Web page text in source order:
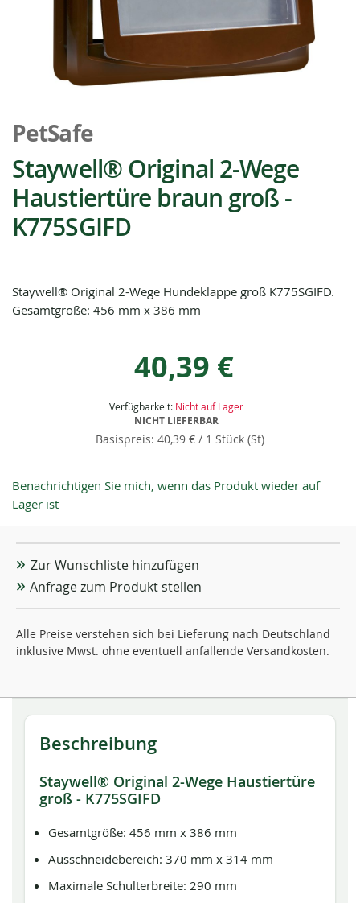
Anfang
der
Bildgalerie
springen
PetSafe
Staywell® Original 2-Wege
Haustiertüre braun groß -
K775SGIFD
Staywell® Original 2-Wege Hundeklappe groß K775SGIFD.
Gesamtgröße: 456 mm x 386 mm
40,39 €
40,39 € / 1 Stück (St)
Verfügbarkeit: Nicht auf Lager
NICHT LIEFERBAR
Benachrichtigen Sie mich, wenn das Produkt wieder auf
Lager ist
Zur Wunschliste hinzufügen
Anfrage zum Produkt stellen
Alle Preise verstehen sich bei Lieferung nach Deutschland
inklusive Mwst. ohne eventuell anfallende Versandkosten.
Beschreibung
Staywell® Original 2-Wege Haustiertüre
groß - K775SGIFD
Gesamtgröße: 456 mm x 386 mm
Ausschneidebereich: 370 mm x 314 mm
Maximale Schulterbreite: 290 mm